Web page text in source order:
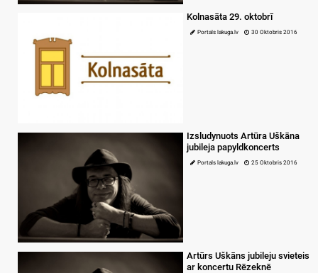
Kolnasāta 29. oktobrī
Portals lakuga.lv 30 Oktobris 2016
Izsludynuots Artūra Uškāna
jubileja papyldkoncerts
Portals lakuga.lv 25 Oktobris 2016
Artūrs Uškāns jubileju svieteis
ar koncertu Rēzeknē